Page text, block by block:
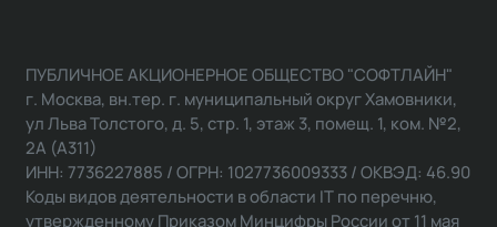
ПУБЛИЧНОЕ АКЦИОНЕРНОЕ ОБЩЕСТВО "СОФТЛАЙН"
г. Москва, вн.тер. г. муниципальный округ Хамовники,
ул Льва Толстого, д. 5, стр. 1, этаж 3, помещ. 1, ком. №2,
2А (А311)
ИНН: 7736227885 / ОГРН: 1027736009333 / ОКВЭД: 46.90
Коды видов деятельности в области IT по перечню,
утвержденному Приказом Минцифры России от 11 мая